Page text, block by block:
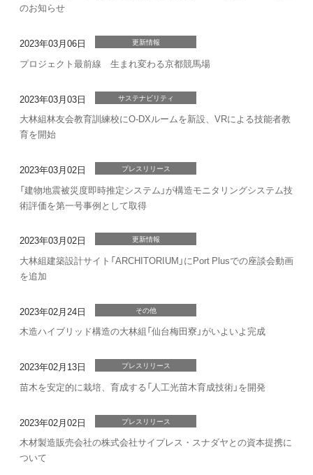
のお知らせ
2023年03月06日 更新情報
プロジェクト最前線 生まれ変わる京都競馬場
2023年03月03日 サステナビリティ
大林組林友会教育訓練校にO-DXルームを新設、VRによる技能者教
育を開始
2023年03月02日 プレスリリース
「建物地震被災度即時推定システム」が構造モニタリングシステム技
術評価を第一号事例として取得
2023年03月02日 更新情報
大林組建築設計サイト「ARCHITORIUM」にPort Plusでの座談会動画
を追加
2023年02月24日 その他
木造ハイブリッド構造の大林組「仙台梅田寮」がいよいよ完成
2023年02月13日 プレスリリース
苗木を安定的に栽培、育成する「人工光苗木育成技術」を開発
2023年02月02日 プレスリリース
木材製造販売会社の株式会社サイプレス・スナダヤとの資本提携に
ついて